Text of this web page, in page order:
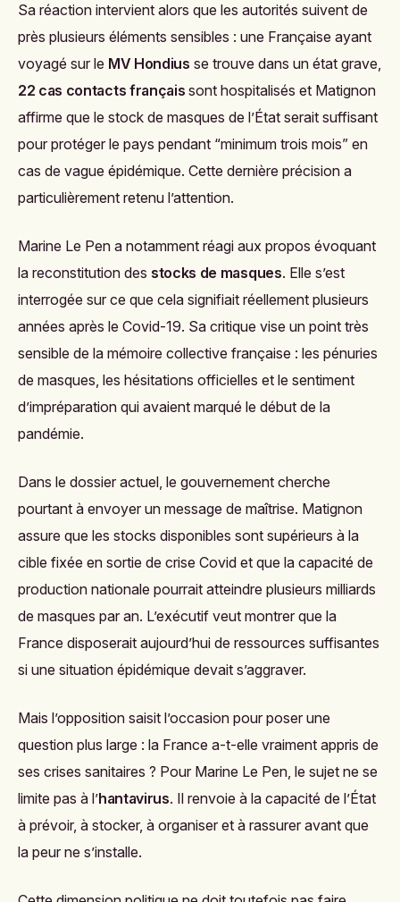
Sa réaction intervient alors que les autorités suivent de
près plusieurs éléments sensibles : une Française ayant
voyagé sur le MV Hondius se trouve dans un état grave,
22 cas contacts français sont hospitalisés et Matignon
affirme que le stock de masques de l’État serait suffisant
pour protéger le pays pendant “minimum trois mois” en
cas de vague épidémique. Cette dernière précision a
particulièrement retenu l’attention.
Marine Le Pen a notamment réagi aux propos évoquant
la reconstitution des stocks de masques. Elle s’est
interrogée sur ce que cela signifiait réellement plusieurs
années après le Covid-19. Sa critique vise un point très
sensible de la mémoire collective française : les pénuries
de masques, les hésitations officielles et le sentiment
d’impréparation qui avaient marqué le début de la
pandémie.
Dans le dossier actuel, le gouvernement cherche
pourtant à envoyer un message de maîtrise. Matignon
assure que les stocks disponibles sont supérieurs à la
cible fixée en sortie de crise Covid et que la capacité de
production nationale pourrait atteindre plusieurs milliards
de masques par an. L’exécutif veut montrer que la
France disposerait aujourd’hui de ressources suffisantes
si une situation épidémique devait s’aggraver.
Mais l’opposition saisit l’occasion pour poser une
question plus large : la France a-t-elle vraiment appris de
ses crises sanitaires ? Pour Marine Le Pen, le sujet ne se
limite pas à l’hantavirus. Il renvoie à la capacité de l’État
à prévoir, à stocker, à organiser et à rassurer avant que
la peur ne s’installe.